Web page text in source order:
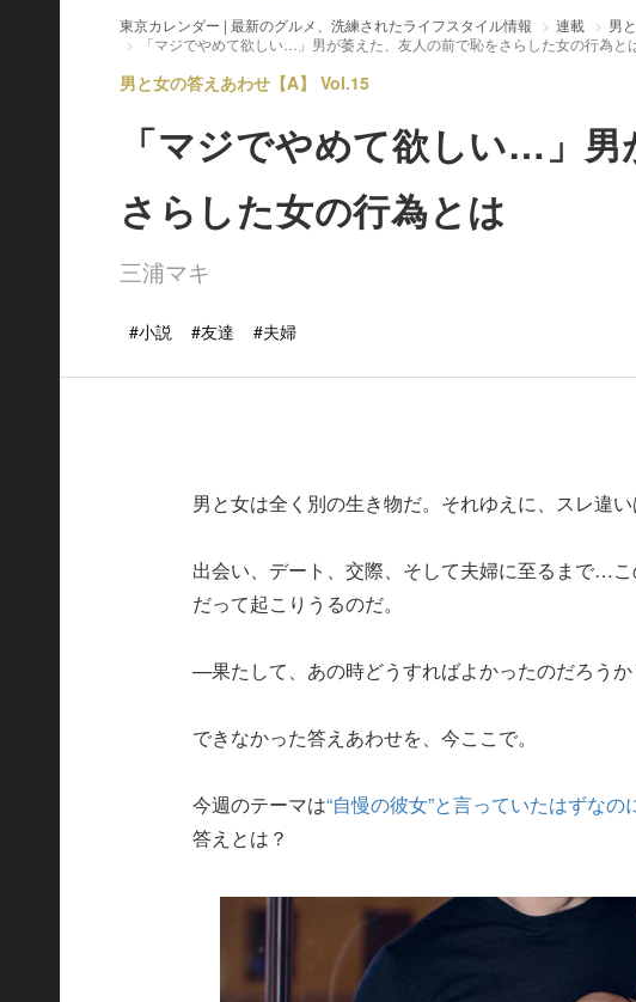
東京カレンダー | 最新のグルメ、洗練されたライフスタイル情報 連載
男
「マジでやめて欲しい…」男が萎えた、友人の前で恥をさらした女の行為と
男と女の答えあわせ【A】 Vol.15
「マジでやめて欲しい…」
さらした女の行為とは
三浦マキ
#小説 #友達 #夫婦
男と女は全く別の生き物だ。それゆえに、スレ違い
出会い、デート、交際、そして夫婦に至るまで…
だって起こりうるのだ。
—果たして、あの時どうすればよかったのだろうか
できなかった答えあわせを、今ここで。
今週のテーマは“自慢の彼女”と言っていたはずなの
答えとは？